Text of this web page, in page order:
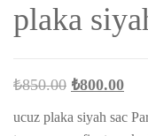
plaka
₺850.00 Orijinal
fiyat:
₺800.00Şu
ucuz plaka siyah sac